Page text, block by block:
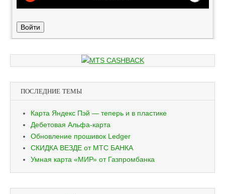
Войти
ПОСЛЕДНИЕ ТЕМЫ
Карта Яндекс Пэй — теперь и в пластике
Дебетовая Альфа-карта
Обновление прошивок Ledger
СКИДКА ВЕЗДЕ от МТС БАНКА
Умная карта «МИР» от Газпромбанка